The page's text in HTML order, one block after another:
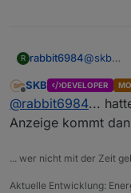
R rabbit6984@skb
Habe
für
Und wie
nix
Hier
Offline
SKB DEVELOPER
@rabbit6984...
Anzeige kommt
... wer nicht mit der Zeit
Aktuelle Entwicklung: